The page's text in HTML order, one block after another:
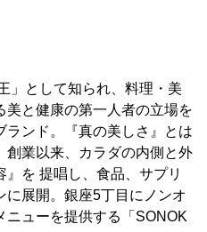
」として知られ、料理・美
と健康の第一人者の立場を
ンド。『真の美しさ』とは
創業以来、カラダの内側と外
を 提唱し、食品、サプリ
に展開。銀座5丁目にノンオ
ニューを提供する「SONOK